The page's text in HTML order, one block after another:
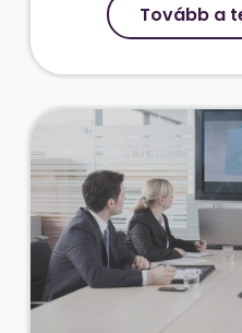
Tovább a